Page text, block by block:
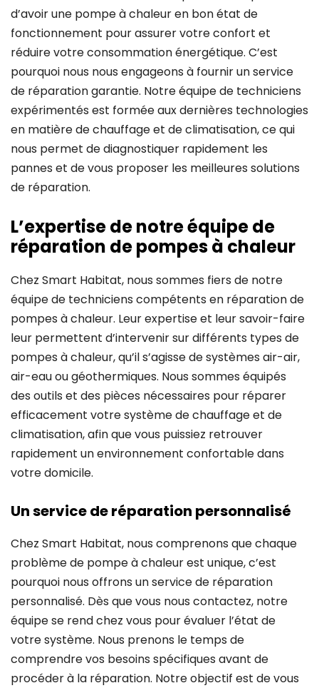
d’avoir une pompe à chaleur en bon état de
fonctionnement pour assurer votre confort et
réduire votre consommation énergétique. C’est
pourquoi nous nous engageons à fournir un service
de réparation garantie. Notre équipe de techniciens
expérimentés est formée aux dernières technologies
en matière de chauffage et de climatisation, ce qui
nous permet de diagnostiquer rapidement les
pannes et de vous proposer les meilleures solutions
de réparation.
L’expertise de notre équipe de
réparation de pompes à chaleur
Chez Smart Habitat, nous sommes fiers de notre
équipe de techniciens compétents en réparation de
pompes à chaleur. Leur expertise et leur savoir-faire
leur permettent d’intervenir sur différents types de
pompes à chaleur, qu’il s’agisse de systèmes air-air,
air-eau ou géothermiques. Nous sommes équipés
des outils et des pièces nécessaires pour réparer
efficacement votre système de chauffage et de
climatisation, afin que vous puissiez retrouver
rapidement un environnement confortable dans
votre domicile.
Un service de réparation personnalisé
Chez Smart Habitat, nous comprenons que chaque
problème de pompe à chaleur est unique, c’est
pourquoi nous offrons un service de réparation
personnalisé. Dès que vous nous contactez, notre
équipe se rend chez vous pour évaluer l’état de
votre système. Nous prenons le temps de
comprendre vos besoins spécifiques avant de
procéder à la réparation. Notre objectif est de vous